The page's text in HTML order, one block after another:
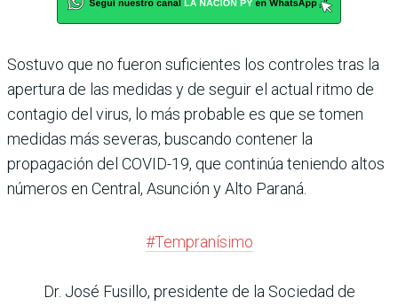
Sostuvo que no fueron suficientes los controles tras la
apertura de las medidas y de seguir el actual ritmo de
contagio del virus, lo más probable es que se tomen
medidas más severas, buscando contener la
propagación del COVID-19, que continúa teniendo altos
números en Central, Asunción y Alto Paraná.
#Tempranísimo
Dr. José Fusillo, presidente de la Sociedad de